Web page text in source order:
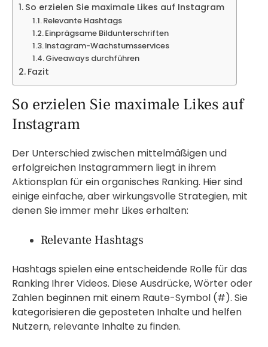
So erzielen Sie maximale Likes auf Instagram
Relevante Hashtags
Einprägsame Bildunterschriften
Instagram-Wachstumsservices
Giveaways durchführen
Fazit
So erzielen Sie maximale Likes auf
Instagram
Der Unterschied zwischen mittelmäßigen und
erfolgreichen Instagrammern liegt in ihrem
Aktionsplan für ein organisches Ranking. Hier sind
einige einfache, aber wirkungsvolle Strategien, mit
denen Sie immer mehr Likes erhalten:
Relevante Hashtags
Hashtags spielen eine entscheidende Rolle für das
Ranking Ihrer Videos. Diese Ausdrücke, Wörter oder
Zahlen beginnen mit einem Raute-Symbol (#). Sie
kategorisieren die geposteten Inhalte und helfen
Nutzern, relevante Inhalte zu finden.